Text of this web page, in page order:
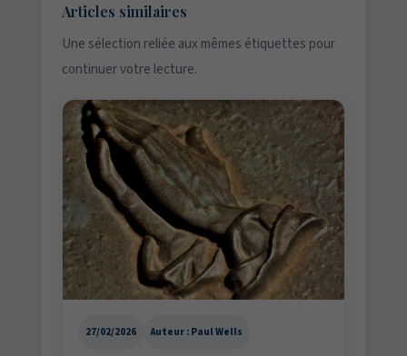
Articles similaires
Une sélection reliée aux mêmes étiquettes pour
continuer votre lecture.
27/02/2026 Auteur : Paul Wells